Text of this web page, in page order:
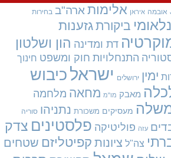
איראן אלימות ארה"ב בחירות
ביקורתגזענות
דת ומדינההון ושלטון
התנחלויות חוק ומשפט חינוך
ימין ירושלים ישראלכיבוש
מאבק מו"מ מחאהמלחמה
מעסיקים משכורת נתניהו סוריה
עזה פוליטיקה פלסטיניםצדק
צה"ל ציונותקפיטליזםשטחים